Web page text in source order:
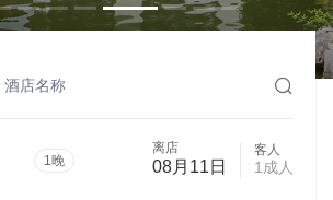
1晚
离店
08月11日
客人
1成人